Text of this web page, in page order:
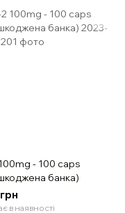
- 100 caps
банка)
в наявності